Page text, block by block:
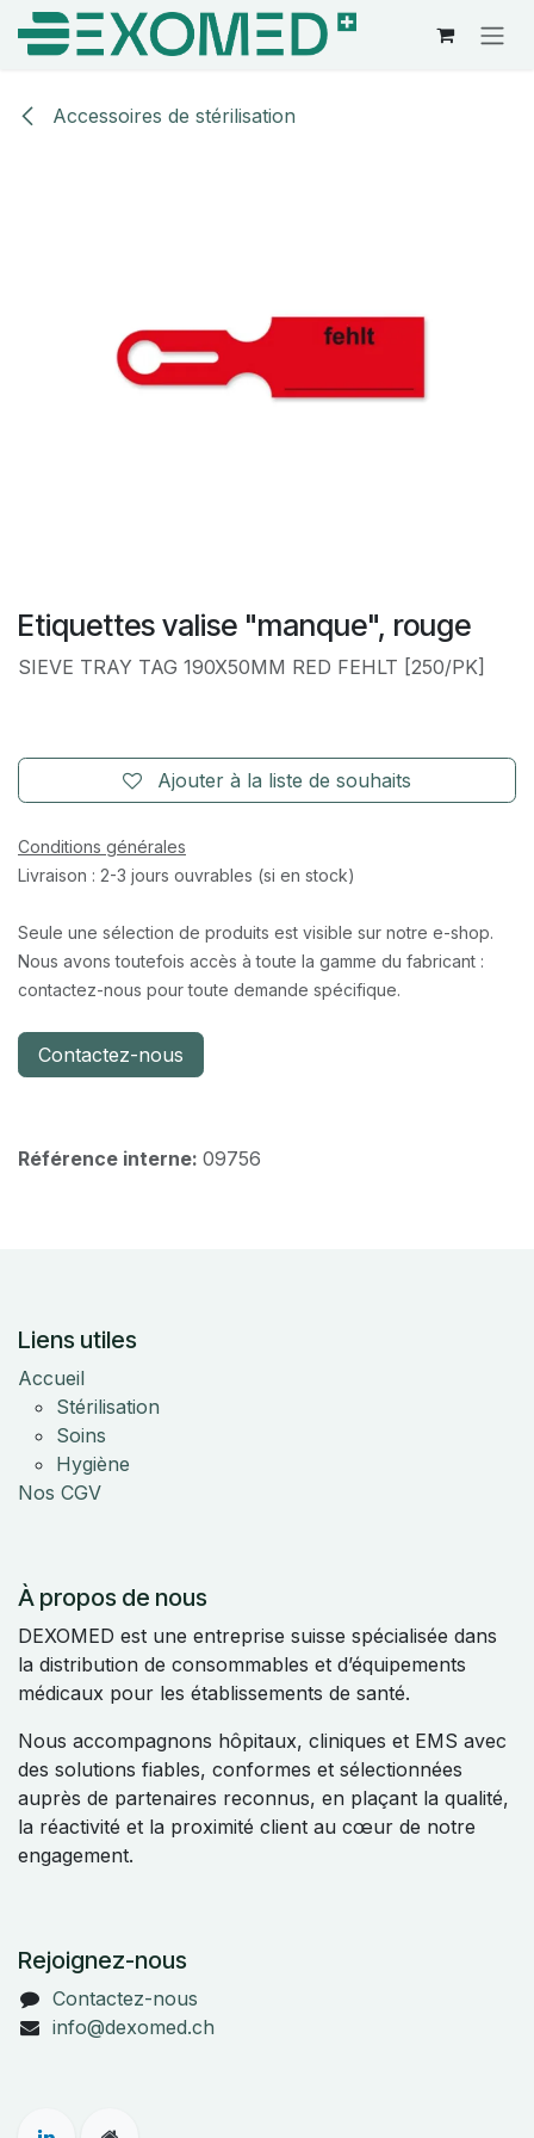
Se rendre au contenu
Accessoires de stérilisation
Etiquettes valise "manque", rouge
SIEVE TRAY TAG 190X50MM RED FEHLT [250/PK]
Ajouter à la liste de souhaits
Conditions générales
Livraison : 2-3 jours ouvrables (si en stock)
Seule une sélection de produits est visible sur notre e-shop.
Nous avons toutefois accès à toute la gamme du fabricant :
contactez-nous pour toute demande spécifique.
Contactez-nous
Référence interne: 09756
Liens utiles
Accueil
Stérilisation
Soins
Hygiène
Nos CGV
À propos de nous
DEXOMED est une entreprise suisse spécialisée dans
la distribution de consommables et d’équipements
médicaux pour les établissements de santé.
Nous accompagnons hôpitaux, cliniques et EMS avec
des solutions fiables, conformes et sélectionnées
auprès de partenaires reconnus, en plaçant la qualité,
la réactivité et la proximité client au cœur de notre
engagement.
Rejoignez-nous
Contactez-nous
info@dexomed.ch